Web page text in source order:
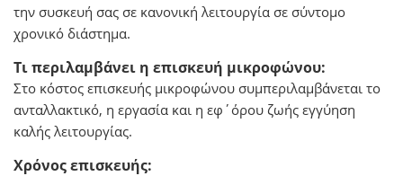
την συσκευή σας σε κανονική λειτουργία σε σύντομο
χρονικό διάστημα.
Τι περιλαμβάνει η επισκευή μικροφώνου:
Στο κόστος επισκευής μικροφώνου συμπεριλαμβάνεται το
ανταλλακτικό, η εργασία και η εφ΄όρου ζωής εγγύηση
καλής λειτουργίας.
Χρόνος επισκευής: